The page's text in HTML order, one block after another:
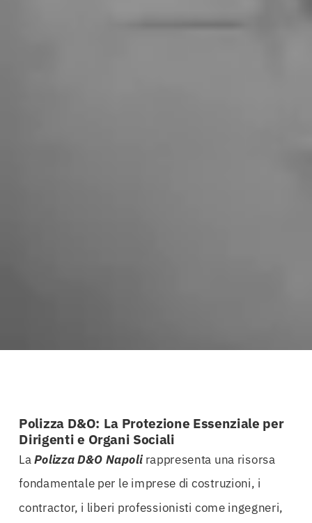
Polizza D&O: La Protezione Essenziale per
Dirigenti e Organi Sociali
LaPolizza D&O Napolirappresenta una risorsa
fondamentale per le imprese di costruzioni, i
contractor, i liberi professionisti come ingegneri,